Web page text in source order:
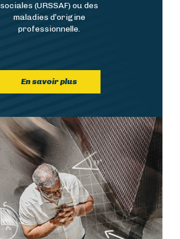
sociales (URSSAF) ou des
maladies d’origine
professionnelle.
En savoir plus